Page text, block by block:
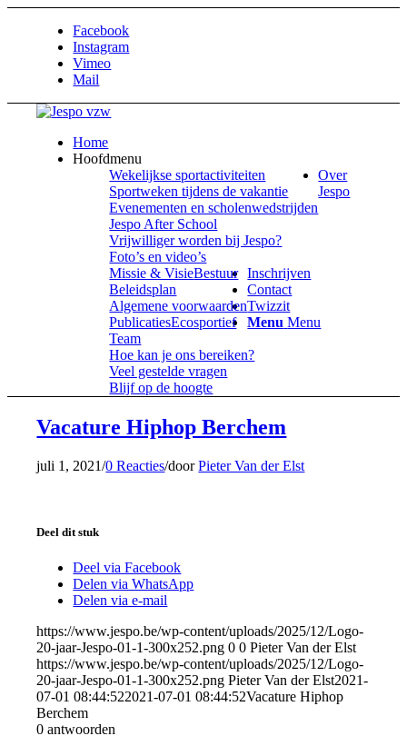
Facebook
Instagram
Vimeo
Mail
Home
Hoofdmenu
Wekelijkse sportactiviteiten
Sportweken tijdens de vakantie
Evenementen en scholenwedstrijden
Jespo After School
Vrijwilliger worden bij Jespo?
Foto’s en video’s
Over
Jespo
Missie & VisieBestuur
Beleidsplan
Algemene voorwaarden
PublicatiesEcosportief
Inschrijven
Contact
Team
Hoe kan je ons bereiken?
Veel gestelde vragen
Blijf op de hoogte
Twizzit
Menu Menu
Vacature Hiphop Berchem
juli 1, 2021/0 Reacties/doorPieter Van der Elst
Deel dit stuk
Deel via Facebook
Delen via WhatsApp
Delen via e-mail
https://www.jespo.be/wp-content/uploads/2025/12/Logo-
20-jaar-Jespo-01-1-300x252.png 0 0 Pieter Van der Elst
https://www.jespo.be/wp-content/uploads/2025/12/Logo-
20-jaar-Jespo-01-1-300x252.png Pieter Van der Elst2021-
07-01 08:44:522021-07-01 08:44:52Vacature Hiphop
Berchem
0 antwoorden